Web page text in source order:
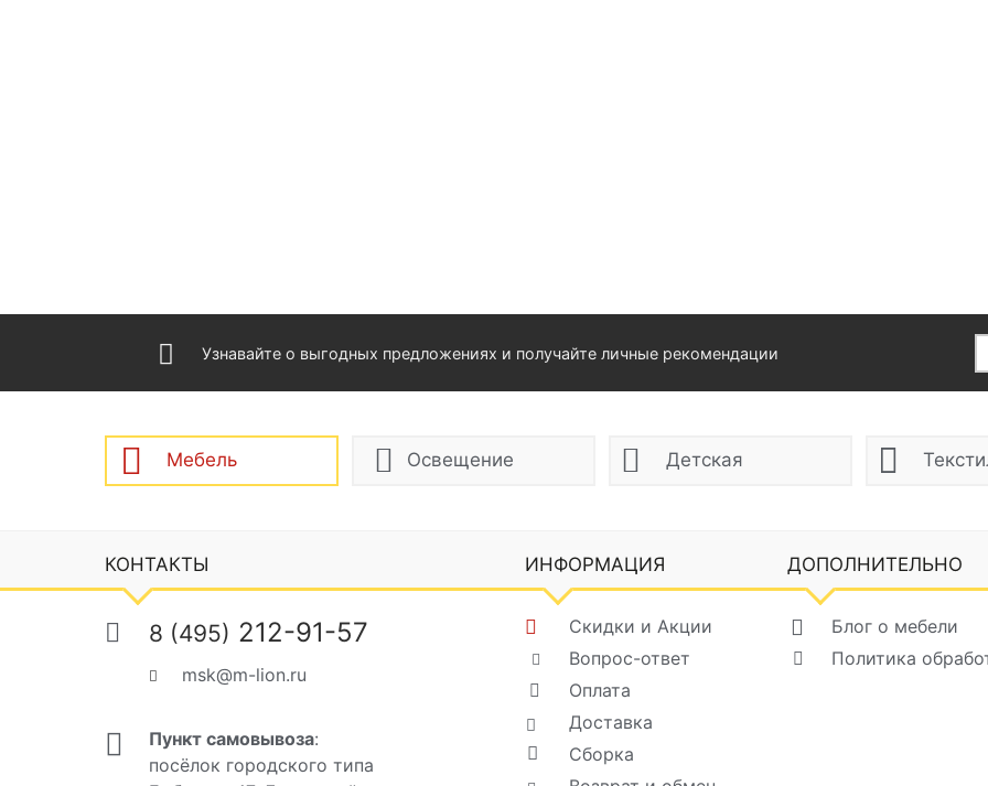
Узнавайте о выгодных предложениях и получайте личные рекомендации
Мебель Освещение Детская
КОНТАКТЫ
8 (495) 212-91-57
msk@m-lion.ru
Пункт самовывоза:
посёлок городского типа
ИНФОРМАЦИЯ
Скидки и Акции
Вопрос-ответ
Оплата
Доставка
Сборка
ДОПОЛНИТЕЛЬНО
Блог о мебели
Политика